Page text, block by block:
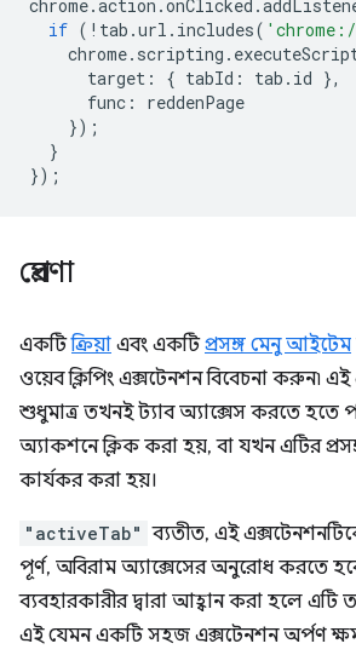
chrome.action .onClicked .
if ( ! tab .url . includes(
chrome. scripting .
target : { tabId : tab . id },
func :
reddenPage
});
}
});
প্রেরণা
একটিক্রিয়া এবং একটিপ্রসঙ্গ মেনু আইটেম
ওয়েব ক্লিপিং এক্সটেনশন বিবেচনা করুন৷
শুধুমাত্র তখনই ট্যাব অ্যাক্সেস করতে হতে
অ্যাকশনে ক্লিক করা হয়, বা যখন এটির
কার্যকর করা হয়।
"activeTab" ব্যতীত, এই
পূর্ণ, অবিরাম অ্যাক্সেসের অনুরোধ করতে
ব্যবহারকারীর দ্বারা আহ্বান করা হলে
এই যেমন একটি সহজ এক্সটেনশন অর্পণ